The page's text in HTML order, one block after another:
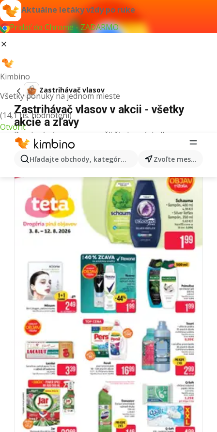
Aktuálne letáky vždy po ruke
Pridať do Chrome - ZADARMO
Kimbino
Všetky ponuky na jednom mieste
(14,1 tis. hodnotení)
Otvoriť
Hľadajte obchody, kategórie, produkty... Zvoľte mesto
Zastrihávač vlasov
Zastrihávač vlasov v akcii - všetky
akcie a zľavy
Pre daný výraz sme nenašli žiadne výsledky.
Ďalšie letáky z kategórie